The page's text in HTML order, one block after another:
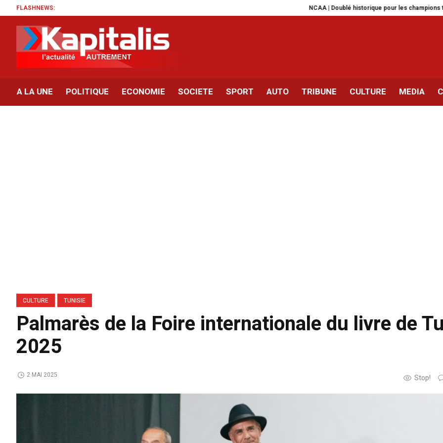
FLASHNEWS: NCAA | Doublé historique pour les champions tunisiens
A LA UNE POLITIQUE ECONOMIE SOCIETE SPORT AUTO TRIBUNE CULTURE MEDIA
CULTURE TUNISIE
Palmarès de la Foire internationale du livre de
2025
Stop!
2 MAI 2025